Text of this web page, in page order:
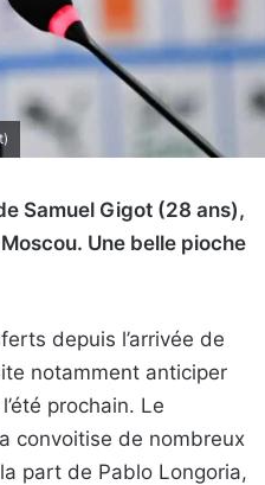
Samuel Gigot (28 ans),
Une belle pioche
depuis l’arrivée de
notamment anticiper
prochain. Le
convoitise de nombreux
part de Pablo Longoria,